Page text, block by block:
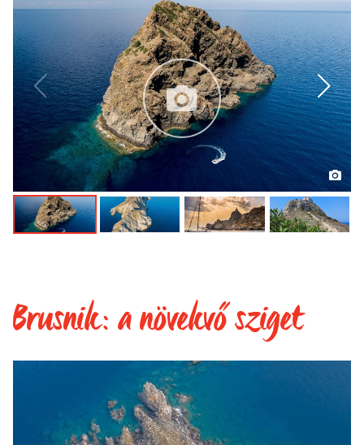
Brusnik: a növekvő sziget